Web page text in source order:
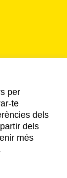
per
te
dels
dels
més